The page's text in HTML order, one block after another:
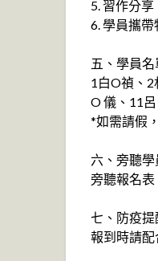
5. 習作分享
6. 學員攜
五、學員名
1白O禎、2
O 儀、11
*如需請假
六、旁聽
旁聽報名表
七、防疫提
報到時請配